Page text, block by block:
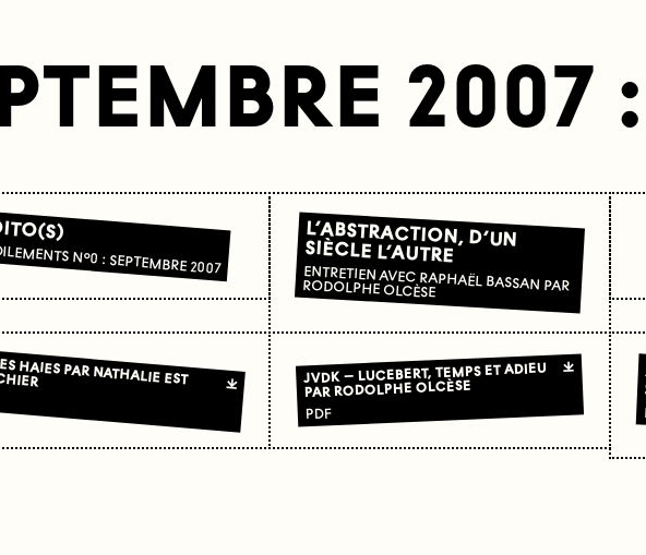
2007
N°0 : SEPTEMBRE 2007
L’ABSTRACTION, D’UN
SIÈCLE L’AUTRE
ENTRETIEN AVEC RAPHAËL BASSAN PAR RODOLPHE OLCÈSE
HAIES PAR NATHALIE EST JVDK – LUCEBERT, TEMPS ET ADIEU
PAR RODOLPHE OLCÈSE
PDF